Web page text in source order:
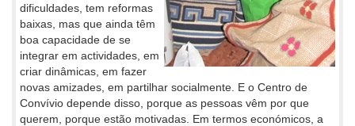
dificuldades, tem reformas
baixas, mas que ainda têm
boa capacidade de se
integrar em actividades, em
criar dinâmicas, em fazer
novas amizades, em partilhar socialmente. E o Centro de
Convívio depende disso, porque as pessoas vêm por que
querem, porque estão motivadas. Em termos económicos, a